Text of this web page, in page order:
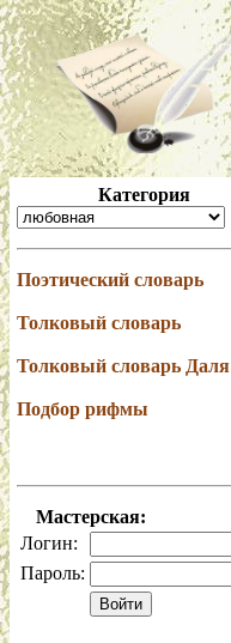
Категория
Поэтический словарь
Толковый словарь
Толковый словарь Даля
Подбор рифмы
Мастерская:
Логин:
Пароль: